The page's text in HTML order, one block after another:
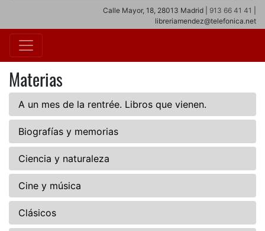
Calle Mayor, 18, 28013 Madrid | 913 66 41 41
libreriamendez@telefonica.net
Materias
A un mes de la rentrée. Libros que vienen.
Biografías y memorias
Ciencia y naturaleza
Cine y música
Clásicos